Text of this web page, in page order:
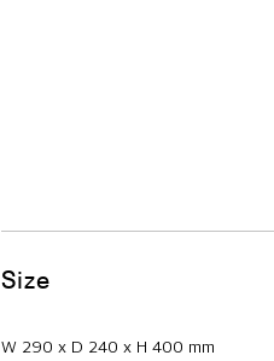
Size
W 290 x D 240 x H 400 mm